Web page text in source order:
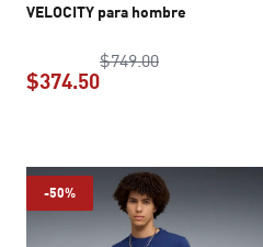
VELOCITY para hombre
$749.00precio
$374.50
-50%